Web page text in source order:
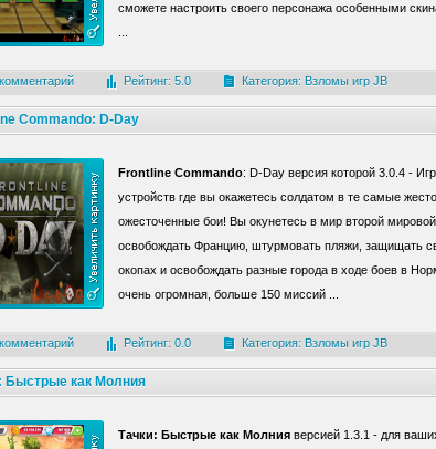
сможете настроить своего персонажа особенными
Рейтинг: 5.0 Категория: Взломы игр JB
Commando: D-Day
Frontline Commando: D-Day версия которой 3.0.4 -
устройств где вы окажетесь солдатом в те самые
ожесточенные бои! Вы окунетесь в мир второй
освобождать Францию, штурмовать пляжи, защищать
окопах и освобождать разные города в ходе боев в
очень огромная, больше 150 миссий ...
Рейтинг: 0.0 Категория: Взломы игр JB
Быстрые как Молния
Тачки: Быстрые как Молния версией 1.3.1 - для